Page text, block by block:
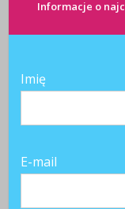
delegowanie,
Informacje o
Imię
E-mail